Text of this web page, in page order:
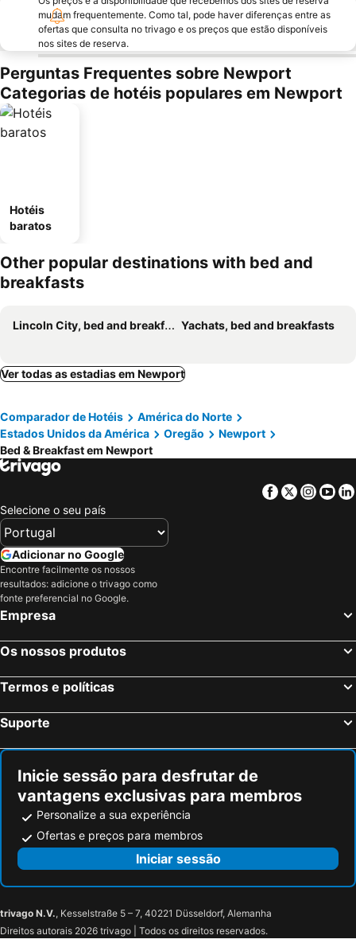
mudam frequentemente. Como tal, pode haver diferenças entre as
ofertas que consulta no trivago e os preços que estão disponíveis
nos sites de reserva.
Perguntas Frequentes sobre Newport
Categorias de hotéis populares em Newport
Hotéis
baratos
Other popular destinations with bed and
breakfasts
Lincoln City, bed and breakfasts Yachats, bed and breakfasts
Ver todas as estadias em Newport
Comparador de Hotéis
América do Norte
Estados Unidos da América
Oregão
Newport
Bed & Breakfast em Newport
Facebook
Twitter
Selecione o seu país
Adicionar no Google
Encontre facilmente os nossos
resultados: adicione o trivago como
fonte preferencial no Google.
Empresa
Os nossos produtos
Termos e políticas
Suporte
Inicie sessão para desfrutar de
vantagens exclusivas para membros
Personalize a sua experiência
Ofertas e preços para membros
Iniciar sessão
trivago N.V., Kesselstraße 5 – 7, 40221 Düsseldorf, Alemanha
Direitos autorais 2026 trivago | Todos os direitos reservados.